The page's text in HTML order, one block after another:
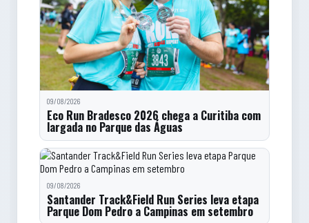
09/08/2026
Eco Run Bradesco 2026 chega a Curitiba com
largada no Parque das Águas
09/08/2026
Santander Track&Field Run Series leva etapa
Parque Dom Pedro a Campinas em setembro